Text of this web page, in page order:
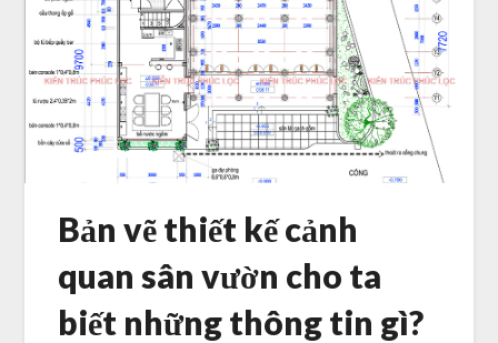
Bản vẽ thiết kế cảnh
quan sân vườn cho ta
biết những thông tin gì?